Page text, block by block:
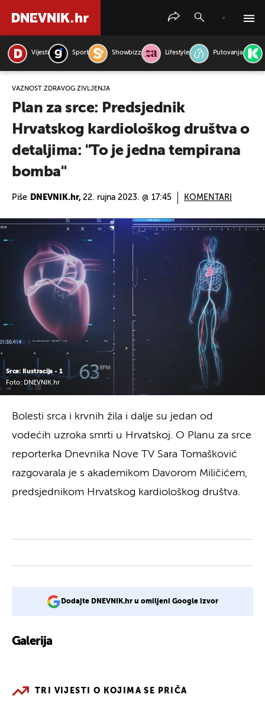
Vijesti Sport Showbizz Lifestyle Putovanja
VAŽNOST ZDRAVOG ŽIVLJENJA
Plan za srce: Predsjednik
Hrvatskog kardiološkog društva o
detaljima: "To je jedna tempirana
bomba"
Piše DNEVNIK.hr, 22. rujna 2023. @ 17:45 KOMENTARI
Srce: Ilustracija - 1
Foto: DNEVNIK.hr
Bolesti srca i krvnih žila i dalje su jedan od
vodećih uzroka smrti u Hrvatskoj. O Planu za srce
reporterka Dnevnika Nove TV Sara Tomašković
razgovarala je s akademikom Davorom Miličićem,
predsjednikom Hrvatskog kardiološkog društva.
Dodajte DNEVNIK.hr u omiljeni Google izvor
Galerija
TRI VIJESTI O KOJIMA SE PRIČA
PRETRAŽITE VIJESTI